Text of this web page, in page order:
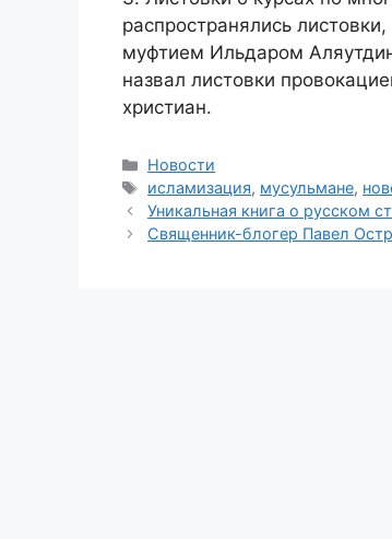
распространялись
муфтием Ильдаром
назвал листовки
христиан.
Рубрики
Новости
Метки
исламизация, мусульмане,
Уникальная книга о русском
Священник-блогер Павел